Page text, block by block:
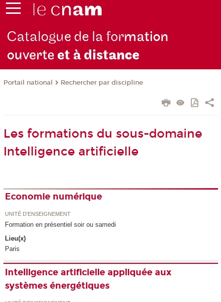
Catalogue de la formation
ouverteet à distance
Portail national Rechercher par discipline
Les formations du sous-domaine
Intelligence artificielle
Economie numérique
UNITÉ D’ENSEIGNEMENT
Formation en présentiel soir ou samedi
Lieu(x)
Paris
Intelligence artificielle appliquée aux
systèmes énergétiques